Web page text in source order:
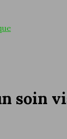
soin